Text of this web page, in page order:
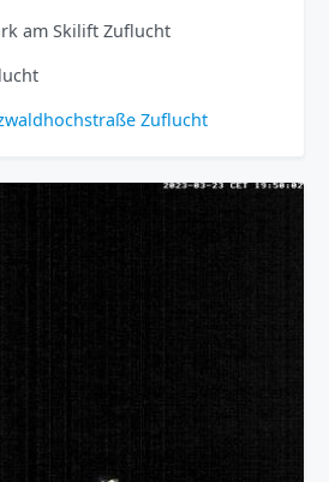
am Skilift Zuflucht
Zuflucht